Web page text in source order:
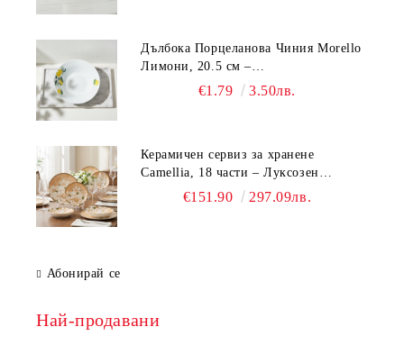
Дълбока Порцеланова Чиния Morello
Лимони, 20.5 см –
Средиземноморски Стил
€1.79 3.50лв.
Керамичен сервиз за хранене
Camellia, 18 части – Луксозен
комплект чинии с флорален мотив
€151.90 297.09лв.
Абонирай се
Най-продавани